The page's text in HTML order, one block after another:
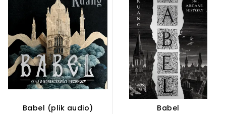
Babel (plik audio) Babel